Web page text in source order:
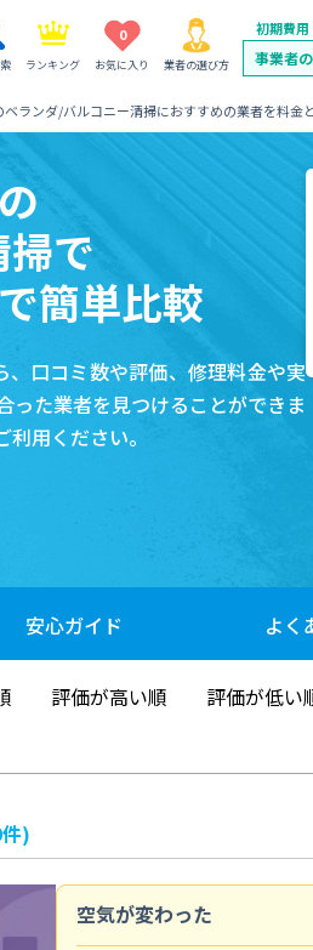
ランキング
0
お気に入り 業者の選び方
初期費
事業者
ランダ/バルコニー清掃におすすめの業者を料金
の
で
簡単比較
口コミ数や評価、修理料金や実
った業者を見つけることができま
用ください。
安心ガイド よく
評価が高い順 評価が低い
)
空気が変わった